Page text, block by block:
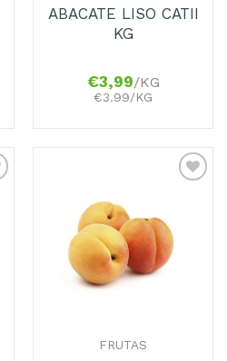
ABACATE LISO CATII
KG
€3,99/KG
€3.99/KG
Favoritos
FRUTAS